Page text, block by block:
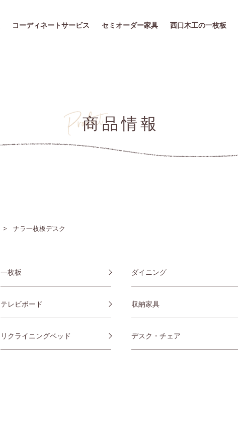
コーディネートサービス セミオーダー家具 西口木工の一枚板
商品情報
ナラ一枚板デスク
一枚板 ダイニング
テレビボード 収納家具
リクライニングベッド デスク・チェア